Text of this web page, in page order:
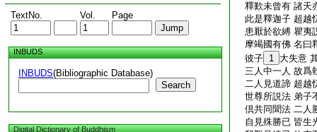
TextNo. Vol. Page
INBUDS
INBUDS(Bibliographic Database)
Search
Digital Dictionary of Buddhism
釋歎未曾有 諸天
此是釋迦子 超越
患厭於欲縛 瞿夷
摩竭國有佛 名曰
彼子 1 大失意
三人中一人 故爲
二人見道諦 超越
世尊所説法 弟子
倶共同聞法 二人
自見殊勝已 皆生